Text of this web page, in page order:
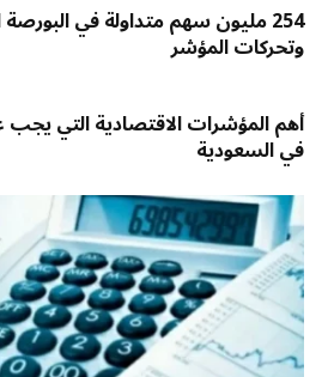
254 مليون سهم متداولة في
وتحركات المؤشر
أهم المؤشرات الاقتصادية التي يجب
في السعودية